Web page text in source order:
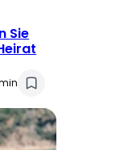
Sie